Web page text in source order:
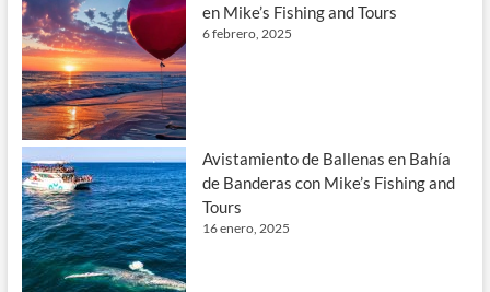
en Mike’s Fishing and Tours
6 febrero, 2025
Avistamiento de Ballenas en Bahía
de Banderas con Mike’s Fishing and
Tours
16 enero, 2025